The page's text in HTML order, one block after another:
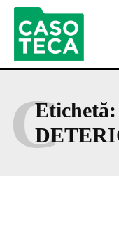
Etichetă:
C